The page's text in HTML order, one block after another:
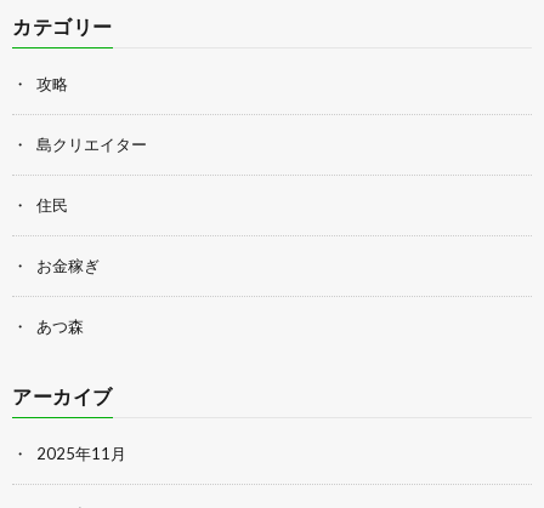
カテゴリー
攻略
島クリエイター
住民
お金稼ぎ
あつ森
アーカイブ
2025年11月